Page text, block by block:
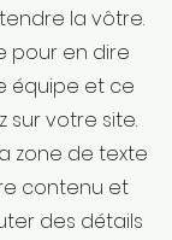
la vôtre.
pour en dire
équipe et ce
sur votre site.
zone de texte
contenu et
des détails